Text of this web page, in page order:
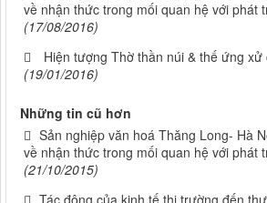
về nhận thức trong mối quan hệ với phát
(17/08/2016)
Hiện tượng Thờ thần núi & thế ứng
(19/01/2016)
Những tin cũ hơn
Sản nghiệp văn hoá Thăng Long- Hà
về nhận thức trong mối quan hệ với phát
(21/10/2015)
Tác động của kinh tế thị trường đến